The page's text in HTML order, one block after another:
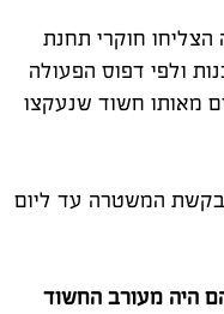
01/02/24 ועד כה הצליחו חוקרי תחנת
ולפי דפוס הפעולה
מאותו חשוד שנעקצו
המשטרה עד ליום
היה מעורב החשוד